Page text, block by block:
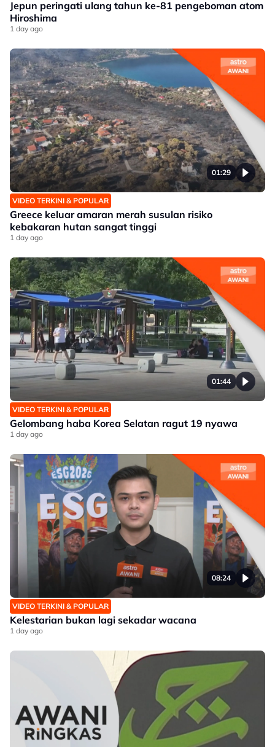
Jepun peringati ulang tahun ke-81 pengeboman atom
Hiroshima
1 day ago
01:29
VIDEO TERKINI & POPULAR
Greece keluar amaran merah susulan risiko
kebakaran hutan sangat tinggi
1 day ago
01:44
VIDEO TERKINI & POPULAR
Gelombang haba Korea Selatan ragut 19 nyawa
1 day ago
08:24
VIDEO TERKINI & POPULAR
Kelestarian bukan lagi sekadar wacana
1 day ago